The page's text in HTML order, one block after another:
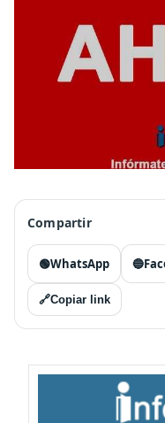
Compartir
🟢WhatsApp 🔵
🔗Copiar link